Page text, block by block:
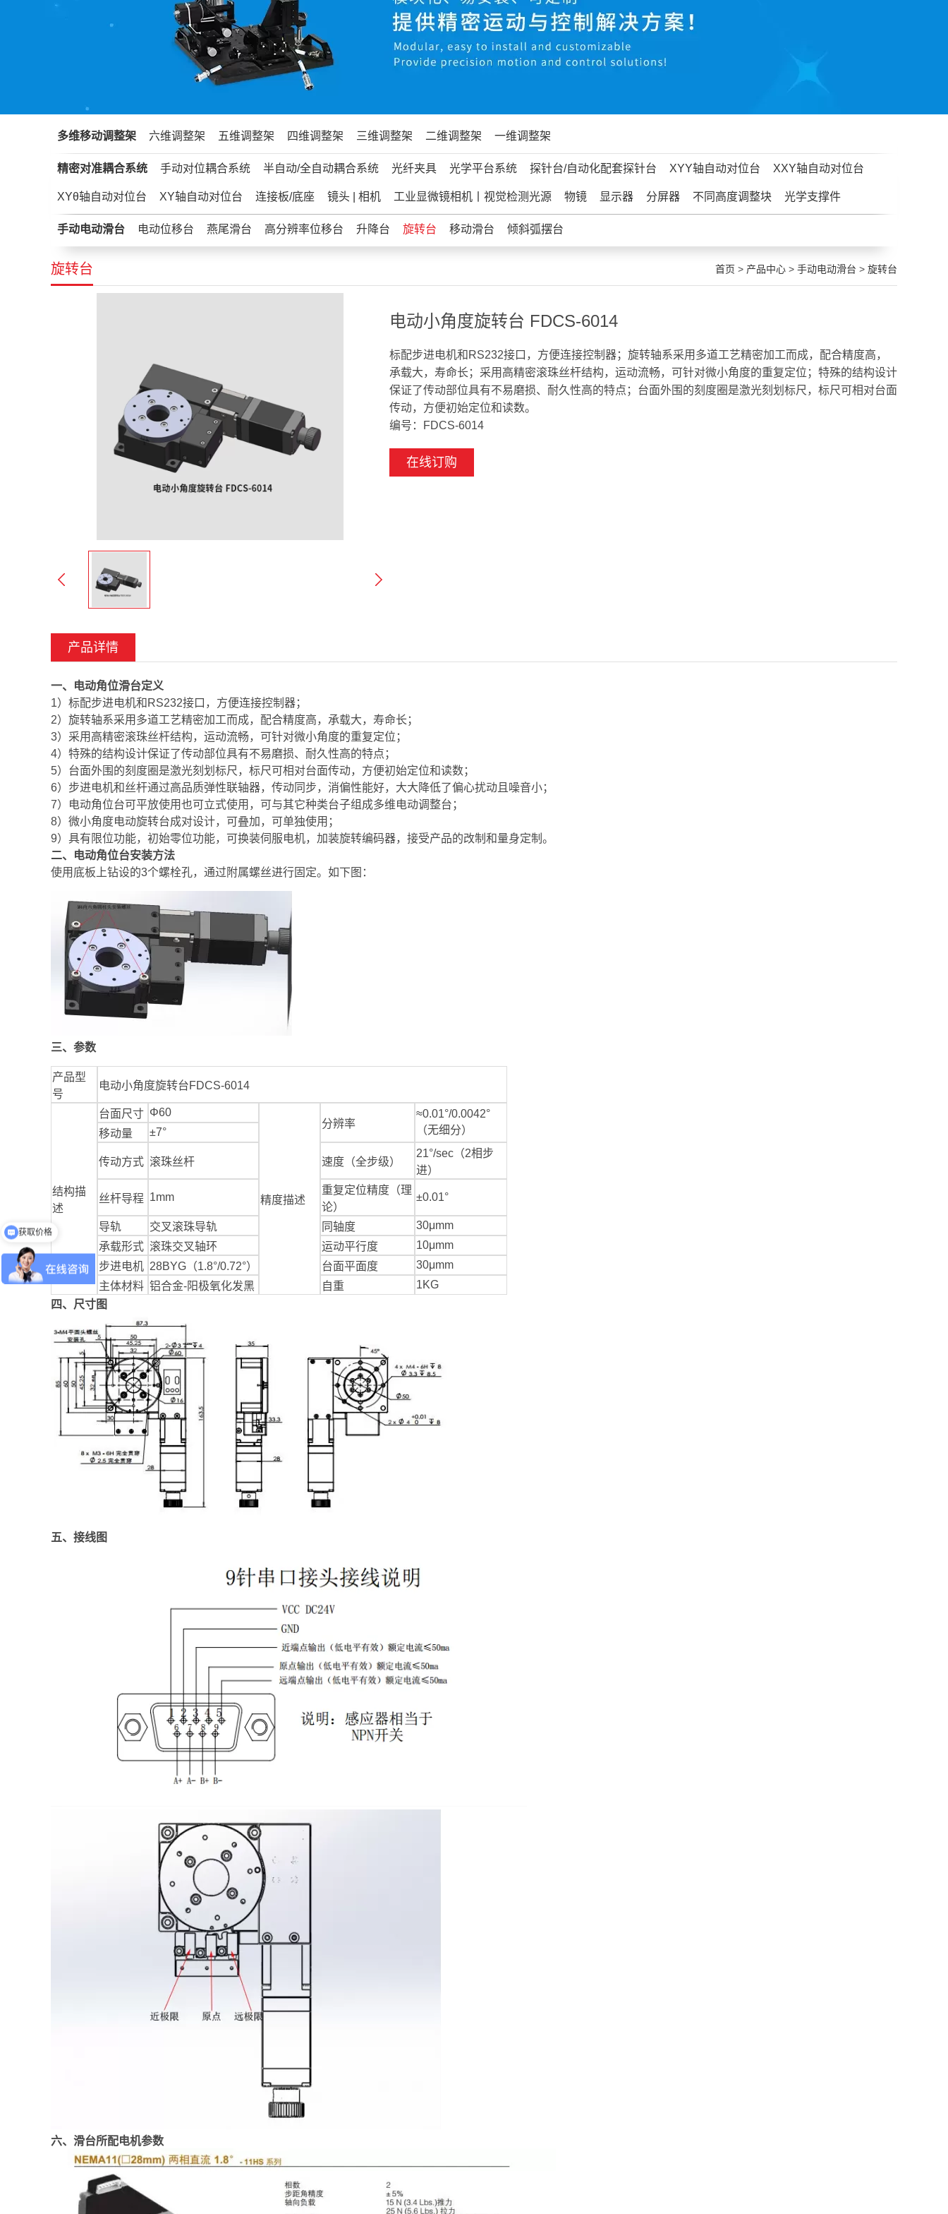
多维移动调整架 六维调整架 五维调整架 四维调整架 三维调整架 二维调整架 一维调整架
精密对准耦合系统 手动对位耦合系统 半自动/全自动耦合系统 光纤夹具 光学平台系统 探针台/自动化配套探针台 XYY轴自动对位台 XXY轴自动对位台
XYθ轴自动对位台 XY轴自动对位台 连接板/底座 镜头 | 相机 工业显微镜相机丨视觉检测光源 物镜 显示器 分屏器 不同高度调整块 光学支撑件
手动电动滑台 电动位移台 燕尾滑台 高分辨率位移台 升降台 旋转台 移动滑台 倾斜弧摆台
旋转台 首页 > 产品中心 > 手动电动滑台 > 旋转台
电动小角度旋转台 FDCS-6014
标配步进电机和RS232接口，方便连接控制器；旋转轴系采用多道工艺精密加工而成，配合精度高，
承载大，寿命长；采用高精密滚珠丝杆结构，运动流畅，可针对微小角度的重复定位；特殊的结构设计
保证了传动部位具有不易磨损、耐久性高的特点；台面外围的刻度圈是激光刻划标尺，标尺可相对台面
传动，方便初始定位和读数。
编号：FDCS-6014
在线订购
产品详情
一、电动角位滑台定义
1）标配步进电机和RS232接口，方便连接控制器；
2）旋转轴系采用多道工艺精密加工而成，配合精度高，承载大，寿命长；
3）采用高精密滚珠丝杆结构，运动流畅，可针对微小角度的重复定位；
4）特殊的结构设计保证了传动部位具有不易磨损、耐久性高的特点；
5）台面外围的刻度圈是激光刻划标尺，标尺可相对台面传动，方便初始定位和读数；
6）步进电机和丝杆通过高品质弹性联轴器，传动同步，消偏性能好，大大降低了偏心扰动且噪音小；
7）电动角位台可平放使用也可立式使用，可与其它种类台子组成多维电动调整台；
8）微小角度电动旋转台成对设计，可叠加，可单独使用；
9）具有限位功能，初始零位功能，可换装伺服电机，加装旋转编码器，接受产品的改制和量身定制。
二、电动角位台安装方法
使用底板上钻设的3个螺栓孔，通过附属螺丝进行固定。如下图：
三、参数
产品型
号
电动小角度旋转台FDCS-6014
结构描
述
台面尺寸 Φ60
精度描述
分辨率
≈0.01°/0.0042°
（无细分）
移动量 ±7°
传动方式 滚珠丝杆 速度（全步级）
21°/sec（2相步
进）
丝杆导程 1mm
重复定位精度（理
论）
±0.01°
导轨 交叉滚珠导轨 同轴度
30μmm
承载形式 滚珠交叉轴环 运动平行度
10μmm
步进电机 28BYG（1.8°/0.72°） 台面平面度
30μmm
主体材料 铝合金-阳极氧化发黑 自重
1KG
四、尺寸图
五、接线图
六、 滑台所配电机参数
免费申请样机测试